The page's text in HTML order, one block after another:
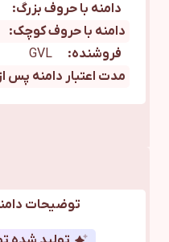
دامنه با حروف بزرگ:
دامنه با حروف کوچک:
فروشنده:
GVL
مدت اعتبار دامنه پس
توضیحات